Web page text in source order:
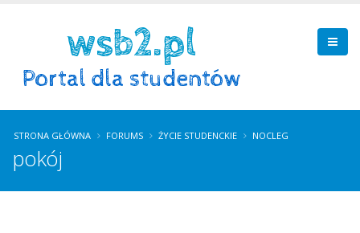
STRONA GŁÓWNA FORUMS ŻYCIE STUDENCKIE NOCLEG
pokój